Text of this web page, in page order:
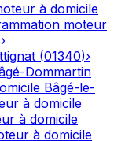
à domicile
moteur
›
(01340)›
Dommartin
Bâgé-le-
à domicile
à domicile
à domicile